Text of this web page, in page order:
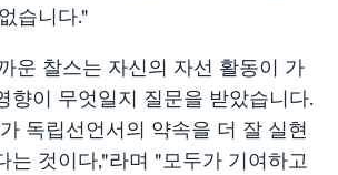
습니다."
운 찰스는 자신의 자선 활동이 가
향이 무엇일지 질문을 받았습니다.
독립선언서의 약속을 더 잘 실현
는 것이다,"라며 "모두가 기여하고